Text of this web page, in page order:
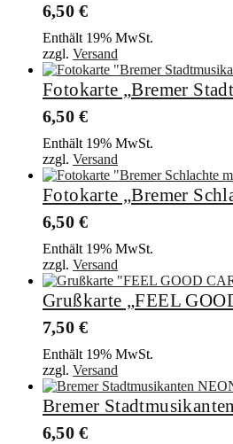
6,50 €
Enthält 19% MwSt.
zzgl. Versand
Fotokarte „Bremer
6,50 €
Enthält 19% MwSt.
zzgl. Versand
Fotokarte „Bremer
6,50 €
Enthält 19% MwSt.
zzgl. Versand
Grußkarte „FEEL
7,50 €
Enthält 19% MwSt.
zzgl. Versand
Bremer
6,50 €